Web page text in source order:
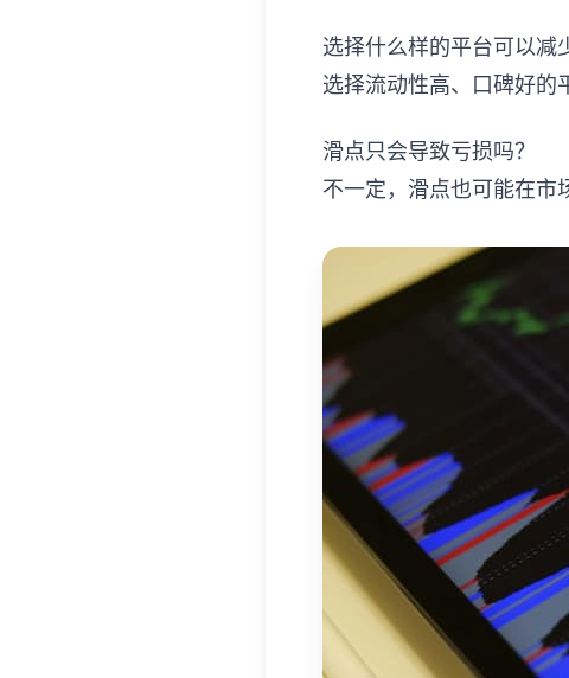
选择什么样的平台可以减
选择流动性高、口碑好的
滑点只会导致亏损吗？
不一定，滑点也可能在市